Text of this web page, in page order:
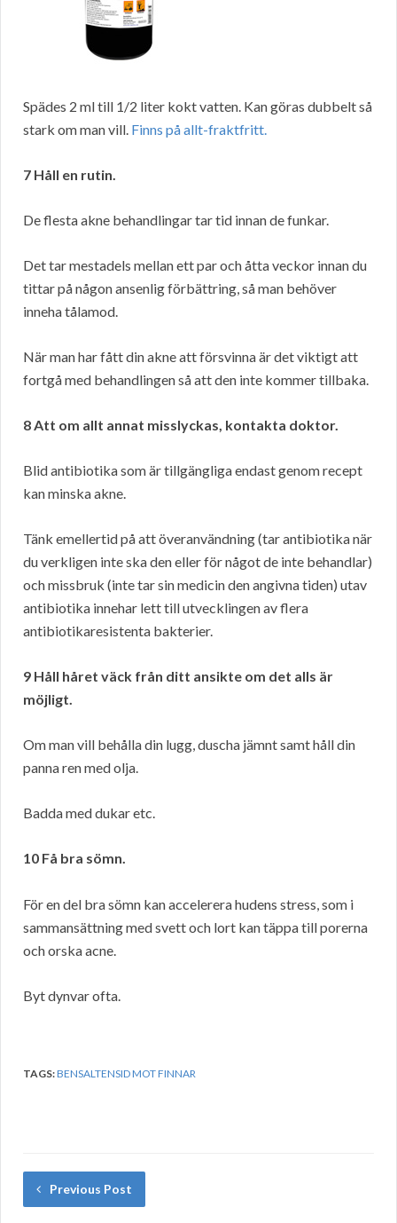
Spädes 2 ml till 1/2 liter kokt vatten. Kan göras dubbelt så
stark om man vill. Finns på allt-fraktfritt.
7 Håll en rutin.
De flesta akne behandlingar tar tid innan de funkar.
Det tar mestadels mellan ett par och åtta veckor innan du
tittar på någon ansenlig förbättring, så man behöver
inneha tålamod.
När man har fått din akne att försvinna är det viktigt att
fortgå med behandlingen så att den inte kommer tillbaka.
8 Att om allt annat misslyckas, kontakta doktor.
Blid antibiotika som är tillgängliga endast genom recept
kan minska akne.
Tänk emellertid på att överanvändning (tar antibiotika när
du verkligen inte ska den eller för något de inte behandlar)
och missbruk (inte tar sin medicin den angivna tiden) utav
antibiotika innehar lett till utvecklingen av flera
antibiotikaresistenta bakterier.
9 Håll håret väck från ditt ansikte om det alls är
möjligt.
Om man vill behålla din lugg, duscha jämnt samt håll din
panna ren med olja.
Badda med dukar etc.
10 Få bra sömn.
För en del bra sömn kan accelerera hudens stress, som i
sammansättning med svett och lort kan täppa till porerna
och orska acne.
Byt dynvar ofta.
TAGS:BENSALTENSID MOT FINNAR
Previous Post